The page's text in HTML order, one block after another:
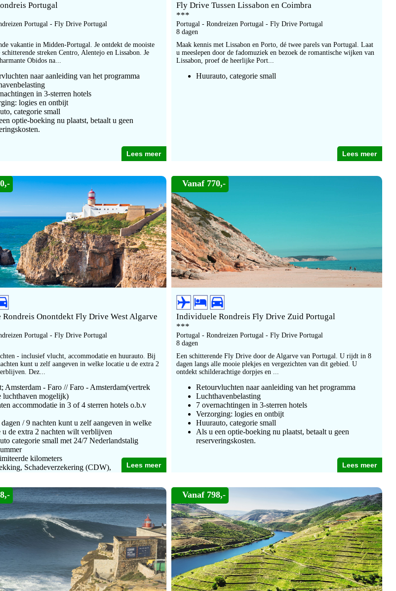
Portugal
Portugal - Fly Drive Portugal
vakantie in Midden-Portugal. Je ontdekt de mooiste
streken Centro, Alentejo en Lissabon. Je
Obidos na...
naar aanleiding van het programma
in 3-sterren hotels
logies en ontbijt
categorie small
optie-boeking nu plaatst, betaalt u geen
Lees meer
Fly Drive Tussen Lissabon en Coimbra
***
Portugal - Rondreizen Portugal - Fly Drive Portugal
8 dagen
Maak kennis met Lissabon en Porto, dé twee parels van Portugal. Laat
u meeslepen door de fadomuziek en bezoek de romantische wijken van
Lissabon, proef de heerlijke Port...
Huurauto, categorie small
Lees meer
Onontdekt Fly Drive West Algarve
Portugal - Fly Drive Portugal
- inclusief vlucht, accommodatie en huurauto. Bij
kunt u zelf aangeven in welke locatie u de extra 2
Dez...
Amsterdam - Faro // Faro - Amsterdam(vertrek
luchthaven mogelijk)
accommodatie in 3 of 4 sterren hotels o.b.v
/ 9 nachten kunt u zelf aangeven in welke
u de extra 2 nachten wilt verblijven
categorie small met 24/7 Nederlandstalig
kilometers
Schadeverzekering (CDW),
dakschades
Lees meer
Vanaf 770,-
Individuele Rondreis Fly Drive Zuid Portugal
***
Portugal - Rondreizen Portugal - Fly Drive Portugal
8 dagen
Een schitterende Fly Drive door de Algarve van Portugal. U rijdt in 8
dagen langs alle mooie plekjes en vergezichten van dit gebied. U
ontdekt schilderachtige dorpjes en ...
Retourvluchten naar aanleiding van het programma
Luchthavenbelasting
7 overnachtingen in 3-sterren hotels
Verzorging: logies en ontbijt
Huurauto, categorie small
Als u een optie-boeking nu plaatst, betaalt u geen
reserveringskosten.
Lees meer
Vanaf 798,-